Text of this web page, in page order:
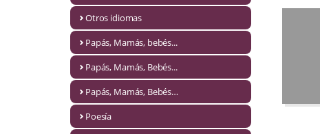
Novela Extranjera
Novela fantástica
Otros idiomas
Papás, Mamás, bebés...
Papás, Mamás, Bebés...
Papás, Mamás, Bebés…
Poesía